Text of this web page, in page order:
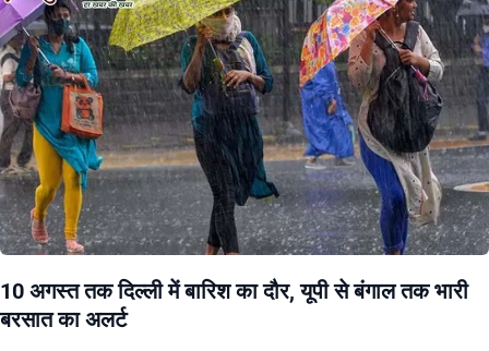
10 अगस्त तक दिल्ली में बारिश का दौर, यूपी से बंगाल तक भारी
बरसात का अलर्ट